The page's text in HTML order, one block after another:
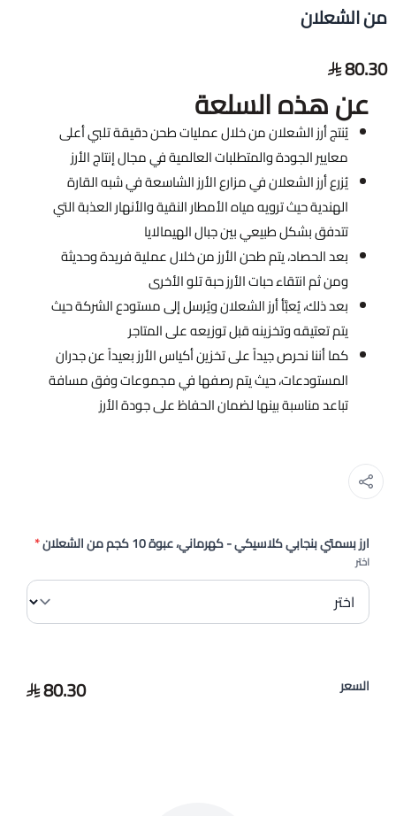
من الشعلان
80.30
عن هذه السلعة
يُنتج أرز الشعلان من خلال عمليات طحن دقيقة تلبي أعلى
معايير الجودة والمتطلبات العالمية في مجال إنتاج الأرز
يُزرع أرز الشعلان في مزارع الأرز الشاسعة في شبه القارة
الهندية حيث ترويه مياه الأمطار النقية والأنهار العذبة التي
تتدفق بشكل طبيعي بين جبال الهيمالايا
بعد الحصاد، يتم طحن الأرز من خلال عملية فريدة وحديثة
ومن ثم انتقاء حبات الأرز حبة تلو الأخرى
بعد ذلك، يُعبَّأ أرز الشعلان ويُرسل إلى مستودع الشركة حيث
يتم تعتيقه وتخزينه قبل توزيعه على المتاجر
كما أننا نحرص جيداً على تخزين أكياس الأرز بعيداً عن جدران
المستودعات، حيث يتم رصفها في مجموعات وفق مسافة
تباعد مناسبة بينها لضمان الحفاظ على جودة الأرز
ارز بسمتي بنجابي كلاسيكي - كهرماني، عبوة 10 كجم من الشعلان *
اختر
السعر 80.30